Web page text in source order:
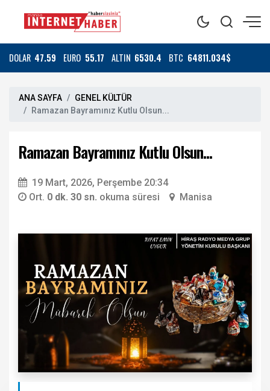
DOLAR 47.59 EURO 55.17 ALTIN 6530.4 BTC 64811.034$
ANA SAYFA
GENEL KÜLTÜR
Ramazan Bayramınız Kutlu Olsun...
Ramazan Bayramınız Kutlu Olsun...
19 Mart, 2026, Perşembe 20:34
Ort. 0 dk. 30 sn. okuma süresi Manisa